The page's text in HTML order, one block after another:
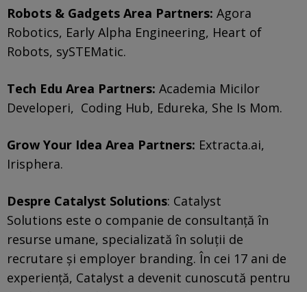
Robots & Gadgets Area Partners: Agora
Robotics, Early Alpha Engineering, Heart of
Robots, sySTEMatic.
Tech Edu Area Partners: Academia Micilor
Developeri, Coding Hub, Edureka, She Is Mom.
Grow Your Idea Area Partners: Extracta.ai,
Irisphera.
Despre Catalyst Solutions: Catalyst
Solutions este o companie de consultanță în
resurse umane, specializată în soluții de
recrutare și employer branding. În cei 17 ani de
experiență, Catalyst a devenit cunoscută pentru